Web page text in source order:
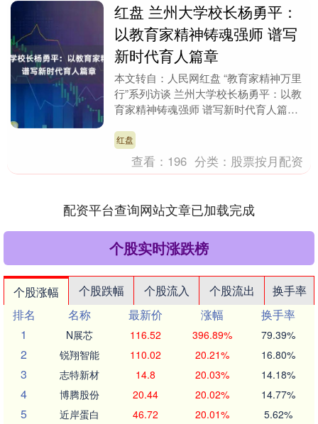
红盘 兰州大学校长杨勇平：
以教育家精神铸魂强师 谱写
新时代育人篇章
本文转自：人民网红盘 “教育家精神万里
行”系列访谈 兰州大学校长杨勇平：以教
育家精神铸魂强师 谱写新时代育人篇章
教书育....
红盘
查看： 196 分类： 股票按月配资
配资平台查询网站文章已加载完成
个股实时涨跌榜
个股涨幅 个股跌幅 个股流入 个股流出
换手率
排名
名称 最新价 涨幅
换手率
1
N展芯 116.52 396.89% 79.39%
2 锐翔智能 110.02 20.21% 16.80%
3 志特新材 14.8 20.03% 14.18%
4 博腾股份 20.44 20.02% 14.77%
5 近岸蛋白 46.72 20.01% 5.62%